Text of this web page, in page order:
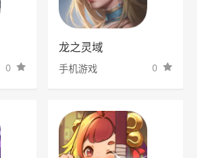
0
龙之灵域
手机游戏 0